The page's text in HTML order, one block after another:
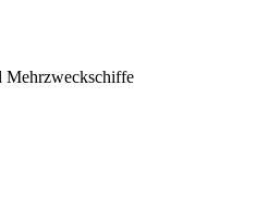
Mehrzweckschiffe